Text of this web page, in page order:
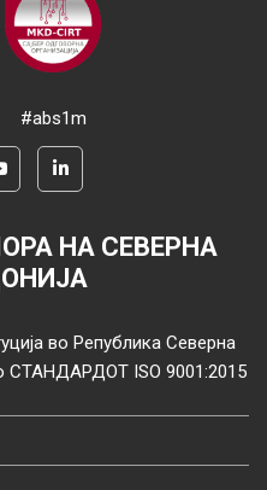
#abs1m
НА СЕВЕРНА
во Република Северна
СТАНДАРДОТ ISO 9001:2015